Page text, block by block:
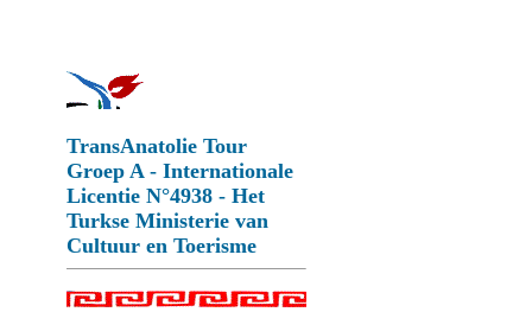
TransAnatolie Tour
Groep A - Internationale
Licentie N°4938 - Het
Turkse Ministerie van
Cultuur en Toerisme